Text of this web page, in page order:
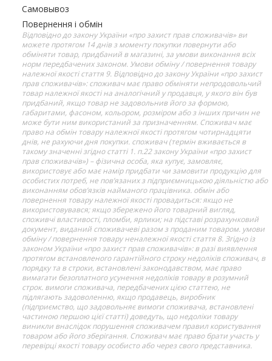
Самовывоз
Повернення і обмін
Відповідно до закону України «про захист прав споживачів» ви
можете протягом 14 днів з моменту покупки повернути або
обміняти товар, придбаний в магазині, за умови виконання всіх
норм передбачених законом. Умови обміну / повернення товару
належної якості стаття 9. Відповідно до закону України «про захист
прав споживачів»: споживач має право обміняти непродовольчий
товар належної якості на аналогічний у продавця, у якого він був
придбаний, якщо товар не задовольнив його за формою,
габаритами, фасоном, кольором, розміром або з інших причин не
може бути ним використаний за призначенням. Споживач має
право на обмін товару належної якості протягом чотирнадцяти
днів, не рахуючи дня покупки. споживач (термін вживається в
такому значенні згідно статті 1. п.22 закону України «про захист
прав споживачів») – фізична особа, яка купує, замовляє,
використовує або має намір придбати чи замовити продукцію для
особистих потреб, не пов’язаних з підприємницькою діяльністю або
виконанням обов’язків найманого працівника. обмін або
повернення товару належної якості провадиться: якщо не
використовувався; якщо збережено його товарний вигляд,
споживчі властивості, пломби, ярлики; на підставі розрахунковий
документ, виданий споживачеві разом з проданим товаром. умови
обміну / повернення товару неналежної якості стаття 8. Згідно із
законом України «про захист прав споживачів»: в разі виявлення
протягом встановленого гарантійного строку недоліків споживач, в
порядку та в строки, встановлені законодавством, має право
вимагати безоплатного усунення недоліків товару в розумний
строк. вимоги споживача, передбачених цією статтею, не
підлягають задоволенню, якщо продавець, виробник
(підприємство, що задовольняє вимоги споживача, встановлені
частиною першою цієї статті) доведуть, що недоліки товару
виникли внаслідок порушення споживачем правил користування
товаром або його зберігання. Споживач має право брати участь у
перевірці якості товару особисто або через свого представника.